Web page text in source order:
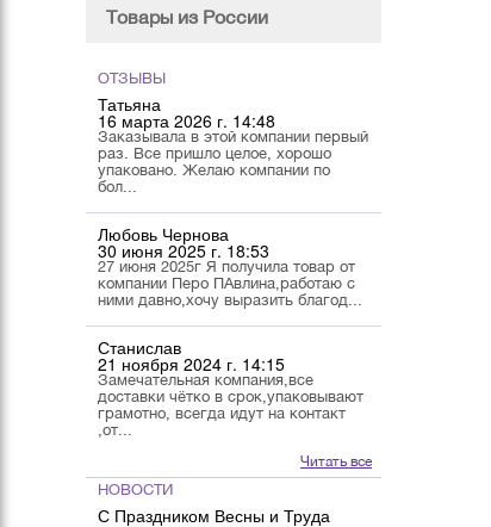
Товары из России
ОТЗЫВЫ
Татьяна
16 марта 2026 г. 14:48
Заказывала в этой компании первый
раз. Все пришло целое, хорошо
упаковано. Желаю компании по
бол...
Любовь Чернова
30 июня 2025 г. 18:53
27 июня 2025г Я получила товар от
компании Перо ПАвлина,работаю с
ними давно,хочу выразить благод...
Станислав
21 ноября 2024 г. 14:15
Замечательная компания,все
доставки чётко в срок,упаковывают
грамотно, всегда идут на контакт
,от...
Читать все
НОВОСТИ
С Праздником Весны и Труда